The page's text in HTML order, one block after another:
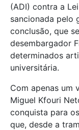
(ADI) contra a
sancionada pelo
conclusão, que
desembargador
determinados
universitária.
Com apenas um
Miguel Kfouri
conquista para
que, desde a